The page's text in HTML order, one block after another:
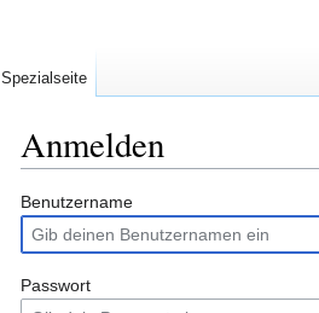
Anmelden
Zur
Navigation
springen
Zur
Suche
springen
Benutzername
Passwort
Spezialseite